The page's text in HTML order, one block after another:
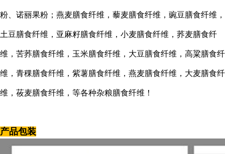
粉、诺丽果粉；燕麦膳食纤维，藜麦膳食纤维，豌豆膳食纤维，
土豆膳食纤维，亚麻籽膳食纤维，小麦膳食纤维，荞麦膳食纤
维，苦荞膳食纤维，玉米膳食纤维，大豆膳食纤维，高粱膳食纤
维，青稞膳食纤维，紫薯膳食纤维，燕麦膳食纤维，大麦膳食纤
维，莜麦膳食纤维，等各种杂粮膳食纤维！
产品包装